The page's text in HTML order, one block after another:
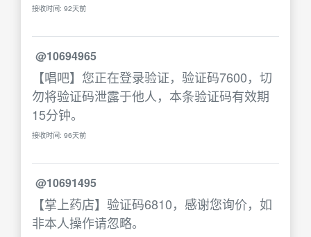
接收时间: 92天前
@10694965
【唱吧】您正在登录验证，验证码7600，切
勿将验证码泄露于他人，本条验证码有效期
15分钟。
接收时间: 96天前
@10691495
【掌上药店】验证码6810，感谢您询价，如
非本人操作请忽略。